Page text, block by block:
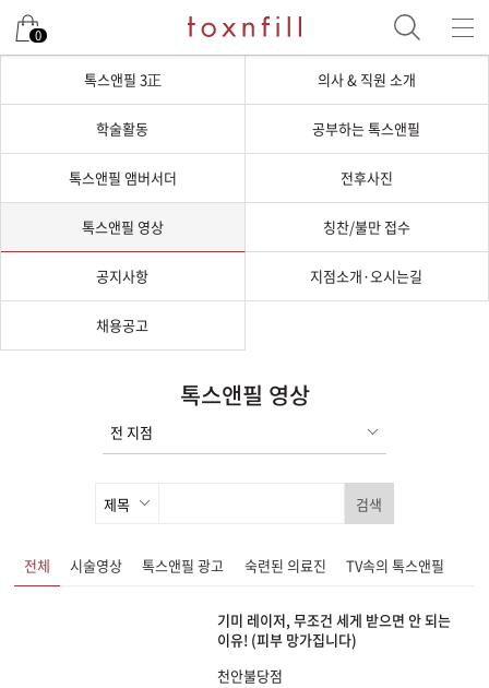
0
톡스앤필 3正 의사 & 직원 소개
학술활동 공부하는 톡스앤필
톡스앤필 앰버서더 전후사진
톡스앤필 영상 칭찬/불만 접수
공지사항 지점소개·오시는길
채용공고
톡스앤필 영상
검색
전체 시술영상 톡스앤필 광고 숙련된 의료진 TV속의 톡스앤필
기미 레이저, 무조건 세게 받으면 안 되는
이유! (피부 망가집니다)
천안불당점